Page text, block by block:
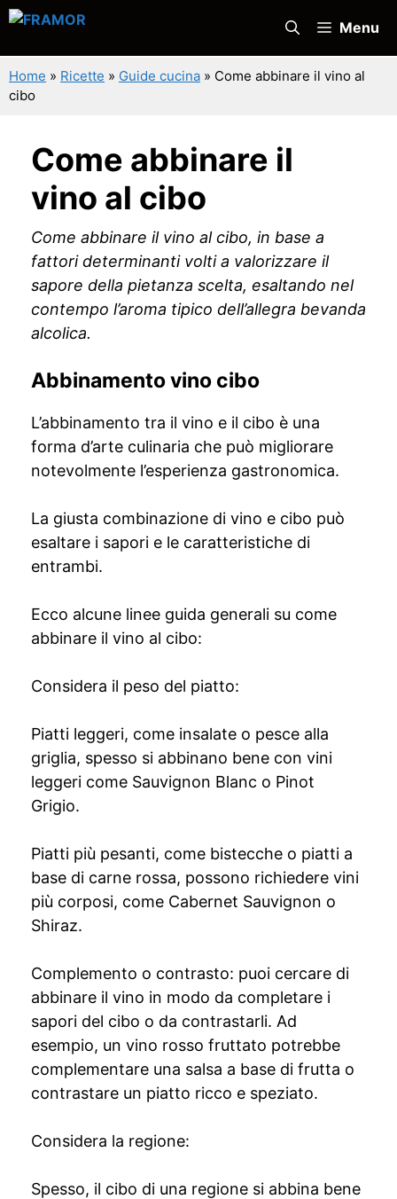
Vai
contenuto
Menu
Home » Ricette » Guide cucina » Come abbinare il vino al
cibo
Come abbinare il
vino al cibo
Come abbinare il vino al cibo, in base a
fattori determinanti volti a valorizzare il
sapore della pietanza scelta, esaltando nel
contempo l’aroma tipico dell’allegra bevanda
alcolica.
Abbinamento vino cibo
L’abbinamento tra il vino e il cibo è una
forma d’arte culinaria che può migliorare
notevolmente l’esperienza gastronomica.
La giusta combinazione di vino e cibo può
esaltare i sapori e le caratteristiche di
entrambi.
Ecco alcune linee guida generali su come
abbinare il vino al cibo:
Considera il peso del piatto:
Piatti leggeri, come insalate o pesce alla
griglia, spesso si abbinano bene con vini
leggeri come Sauvignon Blanc o Pinot
Grigio.
Piatti più pesanti, come bistecche o piatti a
base di carne rossa, possono richiedere vini
più corposi, come Cabernet Sauvignon o
Shiraz.
Complemento o contrasto: puoi cercare di
abbinare il vino in modo da completare i
sapori del cibo o da contrastarli. Ad
esempio, un vino rosso fruttato potrebbe
complementare una salsa a base di frutta o
contrastare un piatto ricco e speziato.
Considera la regione:
Spesso, il cibo di una regione si abbina bene